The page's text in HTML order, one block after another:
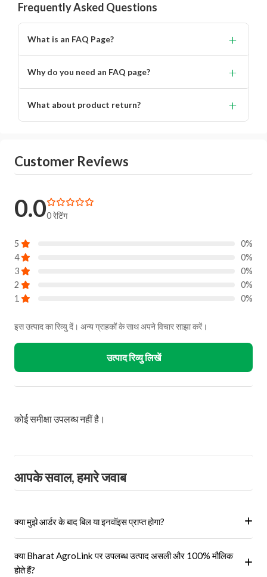
Frequently Asked Questions
What is an FAQ Page? +
Why do you need an FAQ page? +
What about product return? +
Customer Reviews
0.00 रेटिंग
5
0%
4
0%
3
0%
2
0%
1
0%
इस उत्पाद का रिव्यु दें। अन्य ग्राहकों के साथ अपने विचार साझा करें।
उत्पाद रिव्यु लिखें
कोई समीक्षा उपलब्ध नहीं है।
आपके सवाल, हमारे जवाब
क्या मुझे आर्डर के बाद बिल या इनवॉइस प्राप्त होगा?
ऑर्डर' अनुभाग में एक इनवॉइस प्राप्त होगा।
क्या Bharat AgroLink पर उपलब्ध उत्पाद असली और 100% मौलिक
होते हैं?